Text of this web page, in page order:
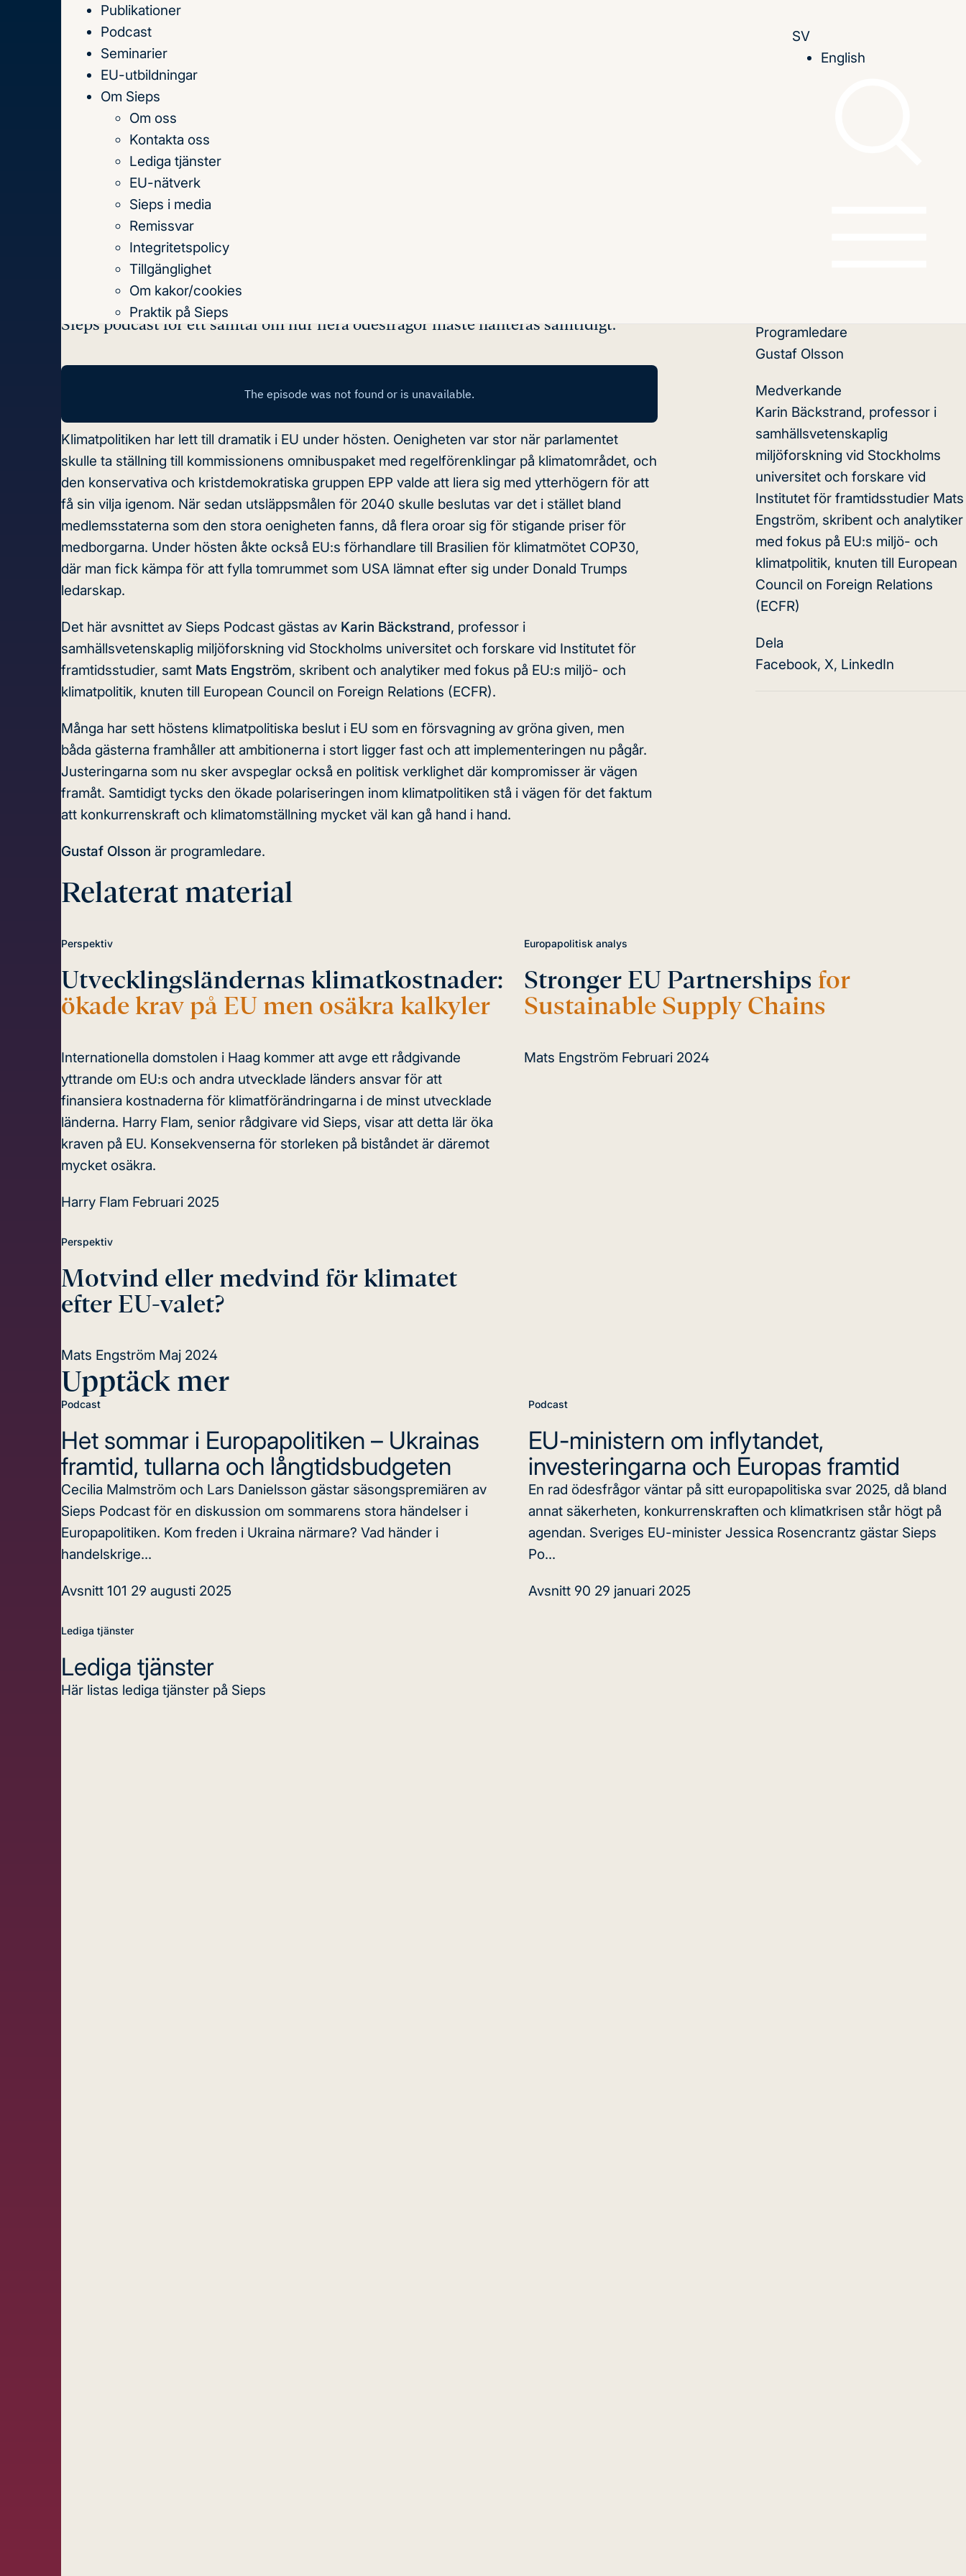
Till
innehållet
Publikationer
Podcast
Seminarier
EU-utbildningar
Om Sieps
Om oss
Kontakta oss
Lediga tjänster
EU-nätverk
Sieps i media
Remissvar
Integritetspolicy
Tillgänglighet
Om kakor/cookies
Praktik på Sieps
SV
English
PodcastSieps podcast avsnitt 107
Avsnitt 107
Den klimatpolitiska debatten i EU har under hösten handlat om regelförenklingar,
utsläppsmål och konkurrenskraft. Karin Bäckstrand och Mats Engström gästar
Sieps podcast för ett samtal om hur flera ödesfrågor måste hanteras samtidigt.
Klimatpolitiken har lett till dramatik i EU under hösten. Oenigheten var stor när parlamentet
skulle ta ställning till kommissionens omnibuspaket med regelförenklingar på klimatområdet, och
den konservativa och kristdemokratiska gruppen EPP valde att liera sig med ytterhögern för att
få sin vilja igenom. När sedan utsläppsmålen för 2040 skulle beslutas var det i stället bland
medlemsstaterna som den stora oenigheten fanns, då flera oroar sig för stigande priser för
medborgarna. Under hösten åkte också EU:s förhandlare till Brasilien för klimatmötet COP30,
där man fick kämpa för att fylla tomrummet som USA lämnat efter sig under Donald Trumps
ledarskap.
Det här avsnittet av Sieps Podcast gästas av Karin Bäckstrand, professor i
samhällsvetenskaplig miljöforskning vid Stockholms universitet och forskare vid Institutet för
framtidsstudier, samt Mats Engström, skribent och analytiker med fokus på EU:s miljö- och
klimatpolitik, knuten till European Council on Foreign Relations (ECFR).
Många har sett höstens klimatpolitiska beslut i EU som en försvagning av gröna given, men
båda gästerna framhåller att ambitionerna i stort ligger fast och att implementeringen nu pågår.
Justeringarna som nu sker avspeglar också en politisk verklighet där kompromisser är vägen
framåt. Samtidigt tycks den ökade polariseringen inom klimatpolitiken stå i vägen för det faktum
att konkurrenskraft och klimatomställning mycket väl kan gå hand i hand.
Gustaf Olsson är programledare.
Programledare
Gustaf Olsson
Medverkande
Karin Bäckstrand, professor i
samhällsvetenskaplig
miljöforskning vid Stockholms
universitet och forskare vid
Institutet för framtidsstudier Mats
Engström, skribent och analytiker
med fokus på EU:s miljö- och
klimatpolitik, knuten till European
Council on Foreign Relations
(ECFR)
Dela
Facebook, X, LinkedIn
Relaterat material
Perspektiv
Utvecklingsländernas klimatkostnader:
ökade krav på EU men osäkra kalkyler
Internationella domstolen i Haag kommer att avge ett rådgivande
yttrande om EU:s och andra utvecklade länders ansvar för att
finansiera kostnaderna för klimatförändringarna i de minst utvecklade
länderna. Harry Flam, senior rådgivare vid Sieps, visar att detta lär öka
kraven på EU. Konsekvenserna för storleken på biståndet är däremot
mycket osäkra.
Harry Flam Februari 2025
Europapolitisk analys
Stronger EU Partnerships for
Sustainable Supply Chains
Mats Engström Februari 2024
Perspektiv
Motvind eller medvind för klimatet
efter EU-valet?
Mats Engström Maj 2024
Upptäck mer
Podcast
Het sommar i Europapolitiken – Ukrainas
framtid, tullarna och långtidsbudgeten
Cecilia Malmström och Lars Danielsson gästar säsongspremiären av
Sieps Podcast för en diskussion om sommarens stora händelser i
Europapolitiken. Kom freden i Ukraina närmare? Vad händer i
handelskrige...
Avsnitt 101 29 augusti 2025
Podcast
EU-ministern om inflytandet,
investeringarna och Europas framtid
En rad ödesfrågor väntar på sitt europapolitiska svar 2025, då bland
annat säkerheten, konkurrenskraften och klimatkrisen står högt på
agendan. Sveriges EU-minister Jessica Rosencrantz gästar Sieps
Po...
Avsnitt 90 29 januari 2025
Lediga tjänster
Lediga tjänster
Här listas lediga tjänster på Sieps